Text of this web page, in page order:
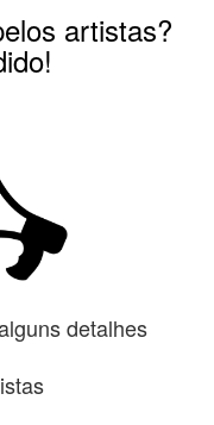
artistas?
detalhes